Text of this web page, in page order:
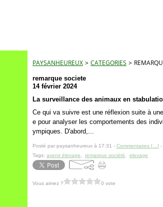
PAYSANHEUREUX > CATEGORIES >
remarque societe
14 février 2024
La surveillance des animaux en
Ce qui va suivre est une réflexion suite à
e pour analyser les comportements des
ympiques. D'abord,...
Posté par paysanheureux à 17:31 - Commentaires [ ] -
Tags: avenir élevage remarque société elevage
Vous aimez ? 0 vote